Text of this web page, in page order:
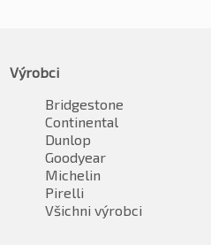
Výrobci
Bridgestone
Continental
Dunlop
Goodyear
Michelin
Pirelli
Všichni výrobci